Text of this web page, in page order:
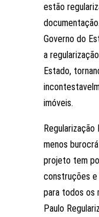
estão
Governo do
a
Estado,
imóveis.
Regularização
menos
projeto tem
construções e
para todos os
Paulo